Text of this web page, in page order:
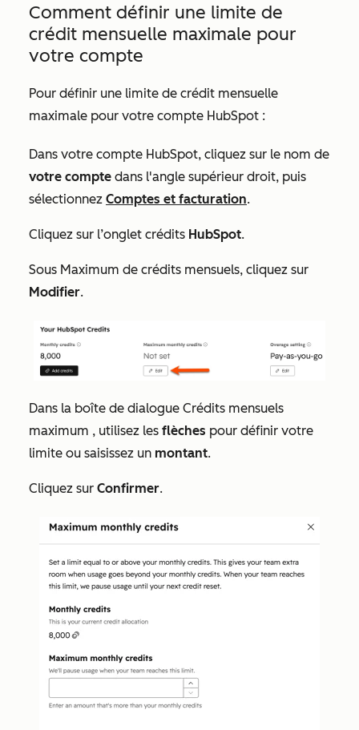
Comment définir une limite de
crédit mensuelle maximale pour
votre compte
Pour définir une limite de crédit mensuelle
maximale pour votre compte HubSpot :
Dans votre compte HubSpot, cliquez sur le nom de
votre compte dans l'angle supérieur droit, puis
sélectionnez Comptes et facturation.
Cliquez sur l’onglet crédits HubSpot.
Sous Maximum de crédits mensuels, cliquez sur
Modifier.
Dans la boîte de dialogue Crédits mensuels
maximum , utilisez les flèches pour définir votre
limite ou saisissez un montant.
Cliquez sur Confirmer.